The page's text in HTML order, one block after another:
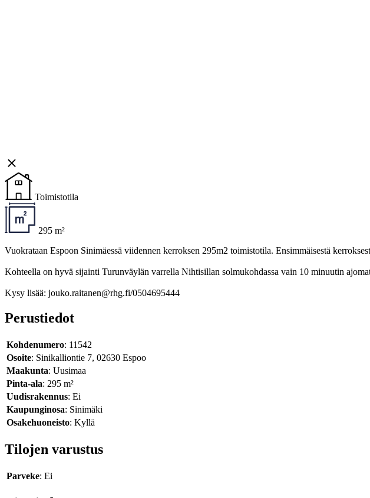
Toimistotila
295 m²
Vuokrataan Espoon Sinimäessä viidennen kerroksen 295m2 toimistotila. Ensimmäisestä
Kohteella on hyvä sijainti Turunväylän varrella Nihtisillan solmukohdassa vain 10 minuutin
Kysy lisää: jouko.raitanen@rhg.fi/0504695444
Perustiedot
Kohdenumero: 11542
Osoite: Sinikalliontie 7, 02630 Espoo
Maakunta: Uusimaa
Pinta-ala: 295 m²
Uudisrakennus: Ei
Kaupunginosa: Sinimäki
Osakehuoneisto: Kyllä
Tilojen varustus
Parveke: Ei